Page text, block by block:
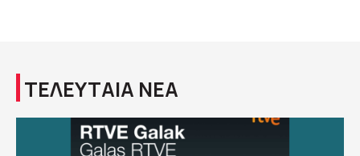
ΤΕΛΕΥΤΑΙΑ ΝΕΑ